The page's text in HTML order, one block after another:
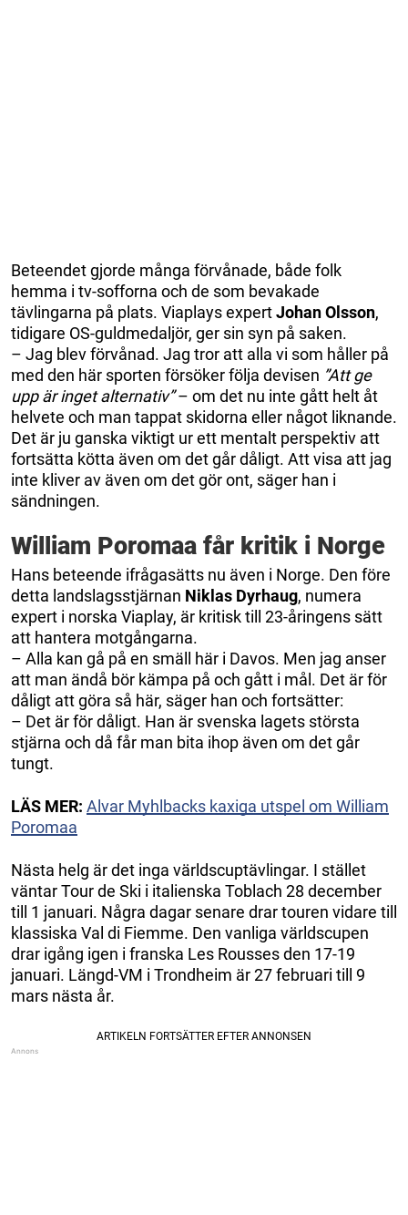
Beteendet gjorde många förvånade, både folk
hemma i tv-sofforna och de som bevakade
tävlingarna på plats. Viaplays expertJohan Olsson,
tidigare OS-guldmedaljör, ger sin syn på saken.
– Jag blev förvånad. Jag tror att alla vi som håller på
med den här sporten försöker följa devisen ”Att ge
upp är inget alternativ”– om det nu inte gått helt åt
helvete och man tappat skidorna eller något liknande.
Det är ju ganska viktigt ur ett mentalt perspektiv att
fortsätta kötta även om det går dåligt. Att visa att jag
inte kliver av även om det gör ont, säger han i
sändningen.
William Poromaa får kritik i Norge
Hans beteende ifrågasätts nu även i Norge. Den före
detta landslagsstjärnan Niklas Dyrhaug, numera
expert i norska Viaplay, är kritisk till 23-åringens sätt
att hantera motgångarna.
– Alla kan gå på en smäll här i Davos. Men jag anser
att man ändå bör kämpa på och gått i mål. Det är för
dåligt att göra så här, säger han och fortsätter:
– Det är för dåligt. Han är svenska lagets största
stjärna och då får man bita ihop även om det går
tungt.
LÄS MER: Alvar Myhlbacks kaxiga utspel om William
Poromaa
Nästa helg är det inga världscuptävlingar. I stället
väntar Tour de Ski i italienska Toblach 28 december
till 1 januari. Några dagar senare drar touren vidare till
klassiska Val di Fiemme. Den vanliga världscupen
drar igång igen i franska Les Rousses den 17-19
januari. Längd-VM i Trondheim är 27 februari till 9
mars nästa år.